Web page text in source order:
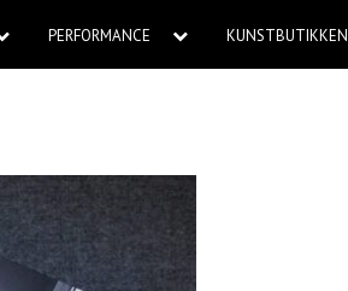
PERFORMANCE KUNSTBUTIKKEN